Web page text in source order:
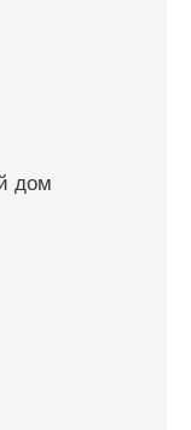
дом